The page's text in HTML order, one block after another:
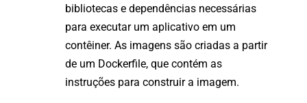
bibliotecas e dependências necessárias
para executar um aplicativo em um
contêiner. As imagens são criadas a partir
de um Dockerfile, que contém as
instruções para construir a imagem.